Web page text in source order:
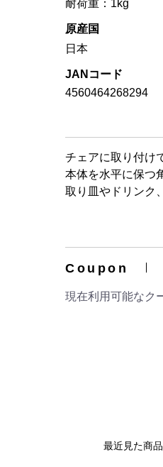
耐荷重：1kg
原産国
日本
JANコード
4560464268294
チェアに取り付け
本体を水平に保つ
取り皿やドリンク
Coupon
現在利用可能なク
最近見た商